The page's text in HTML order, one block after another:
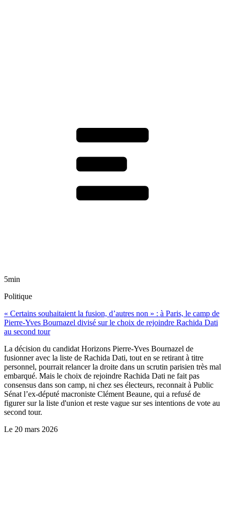
5min
Politique
« Certains souhaitaient la fusion, d’autres non » : à Paris, le camp de
Pierre-Yves Bournazel divisé sur le choix de rejoindre Rachida Dati
au second tour
La décision du candidat Horizons Pierre-Yves Bournazel de
fusionner avec la liste de Rachida Dati, tout en se retirant à titre
personnel, pourrait relancer la droite dans un scrutin parisien très mal
embarqué. Mais le choix de rejoindre Rachida Dati ne fait pas
consensus dans son camp, ni chez ses électeurs, reconnait à Public
Sénat l’ex-député macroniste Clément Beaune, qui a refusé de
figurer sur la liste d'union et reste vague sur ses intentions de vote au
second tour.
Le 20 mars 2026